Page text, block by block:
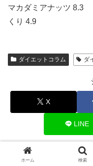
マカダミアナッツ 8.3
くり 4.9
ダイエットコラム ダ
X
LINE
ホーム 検索